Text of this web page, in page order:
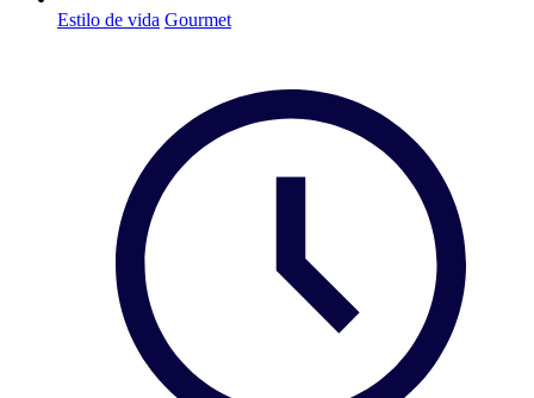
Estilo de vida Gourmet